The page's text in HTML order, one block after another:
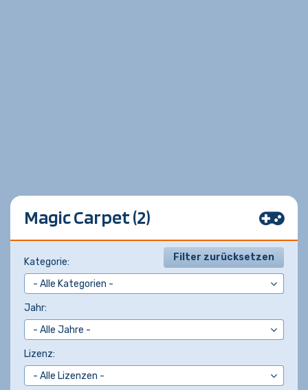
Magic Carpet (2)
Filter zurücksetzen
Kategorie:
Jahr:
Lizenz: